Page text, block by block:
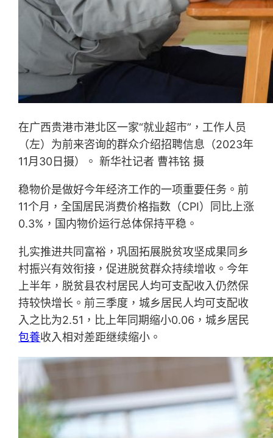
在广西贵港市港北区一家“就业超市”，工作人员
（左）为前来咨询的群众介绍招聘信息（2023年
11月30日摄）。 新华社记者 曹祎铭 摄
稳物价是做好今年经济工作的一项重要任务。前
11个月，全国居民消费价格指数（CPI）同比上涨
0.3%，国内物价运行总体保持平稳。
扎实推进共同富裕，巩固拓展脱贫攻坚成果同乡
村振兴有效衔接，促进脱贫群众持续增收。今年
上半年，脱贫县农村居民人均可支配收入仍然保
持较快增长。前三季度，城乡居民人均可支配收
入之比为2.51，比上年同期缩小0.06，城乡居民
包養收入相对差距继续缩小。